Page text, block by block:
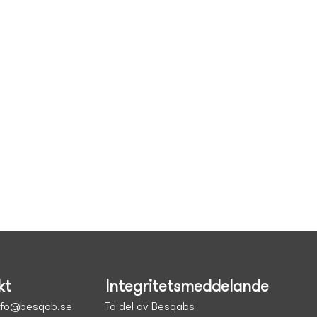
Integritetsmeddelande
Ta del av Besqabs